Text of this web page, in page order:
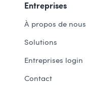
Entreprises
À propos de nous
Solutions
Entreprises login
Contact